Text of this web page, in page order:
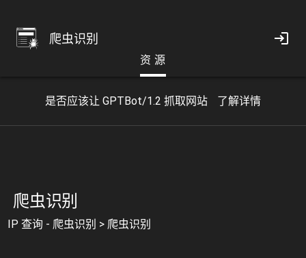
爬虫识别
资 源
是否应该让 GPTBot/1.2 抓取网站 了解详情
爬虫识别
IP 查询 - 爬虫识别 > 爬虫识别